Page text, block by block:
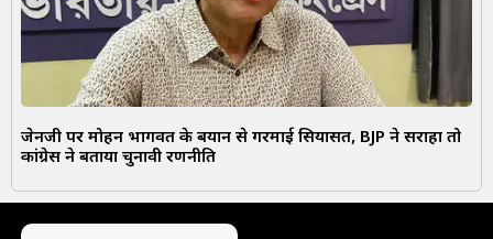
जेनजी पर मोहन भागवत के बयान से गरमाई सियासत, BJP ने सराहा तो
कांग्रेस ने बताया चुनावी रणनीति